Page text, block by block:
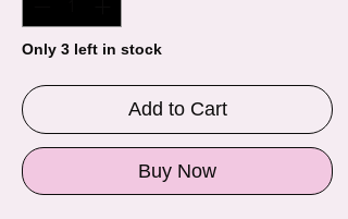
Only 3 left in stock
Add to Cart
Buy Now